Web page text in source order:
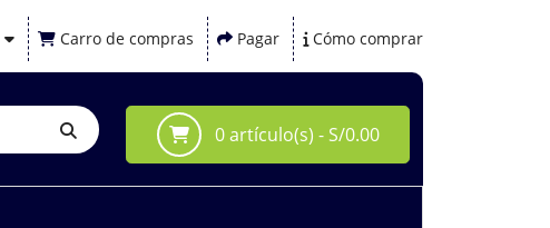
Carro de compras Pagar Cómo comprar
0 artículo(s) - S/0.00